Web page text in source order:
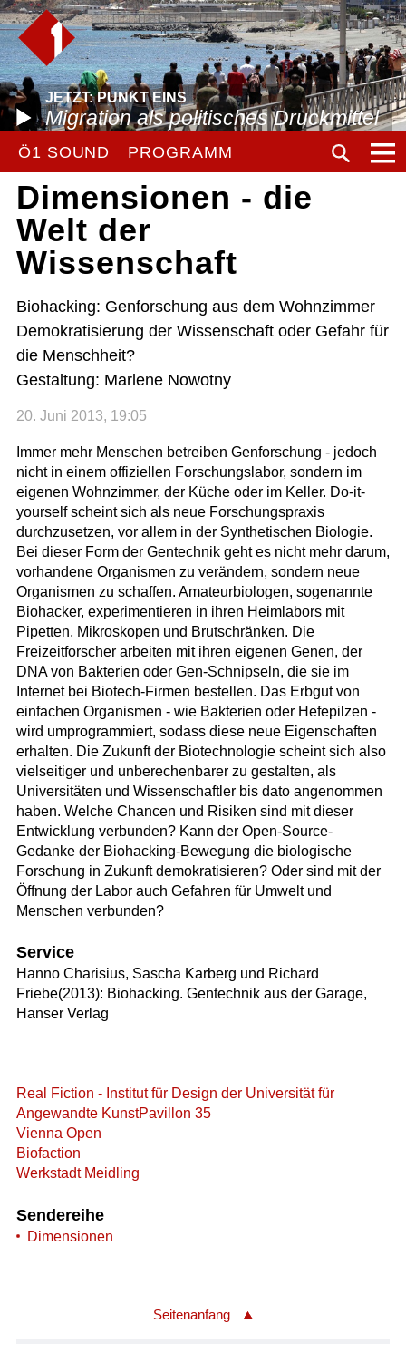
JETZT: PUNKT EINS
Migration als politisches Druckmittel
Ö1 SOUND PROGRAMM
Dimensionen - die
Welt der
Wissenschaft
Biohacking: Genforschung aus dem Wohnzimmer
Demokratisierung der Wissenschaft oder Gefahr für
die Menschheit?
Gestaltung: Marlene Nowotny
20. Juni 2013, 19:05
Immer mehr Menschen betreiben Genforschung - jedoch
nicht in einem offiziellen Forschungslabor, sondern im
eigenen Wohnzimmer, der Küche oder im Keller. Do-it-
yourself scheint sich als neue Forschungspraxis
durchzusetzen, vor allem in der Synthetischen Biologie.
Bei dieser Form der Gentechnik geht es nicht mehr darum,
vorhandene Organismen zu verändern, sondern neue
Organismen zu schaffen. Amateurbiologen, sogenannte
Biohacker, experimentieren in ihren Heimlabors mit
Pipetten, Mikroskopen und Brutschränken. Die
Freizeitforscher arbeiten mit ihren eigenen Genen, der
DNA von Bakterien oder Gen-Schnipseln, die sie im
Internet bei Biotech-Firmen bestellen. Das Erbgut von
einfachen Organismen - wie Bakterien oder Hefepilzen -
wird umprogrammiert, sodass diese neue Eigenschaften
erhalten. Die Zukunft der Biotechnologie scheint sich also
vielseitiger und unberechenbarer zu gestalten, als
Universitäten und Wissenschaftler bis dato angenommen
haben. Welche Chancen und Risiken sind mit dieser
Entwicklung verbunden? Kann der Open-Source-
Gedanke der Biohacking-Bewegung die biologische
Forschung in Zukunft demokratisieren? Oder sind mit der
Öffnung der Labor auch Gefahren für Umwelt und
Menschen verbunden?
Service
Hanno Charisius, Sascha Karberg und Richard
Friebe(2013): Biohacking. Gentechnik aus der Garage,
Hanser Verlag
Real Fiction - Institut für Design der Universität für
Angewandte KunstPavillon 35
Vienna Open
Biofaction
Werkstadt Meidling
Sendereihe
Dimensionen
Seitenanfang